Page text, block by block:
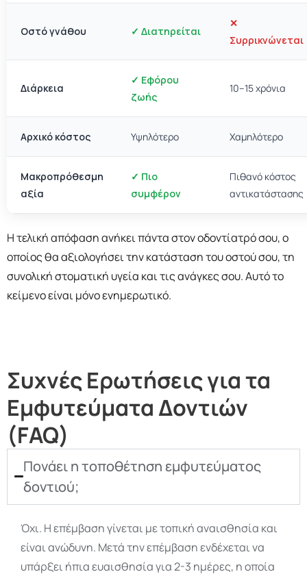
Οστό γνάθου ✓ Διατηρείται
✕
Συρρικνώνεται
Διάρκεια
✓ Εφόρου
ζωής
10–15 χρόνια
Αρχικό κόστος Υψηλότερο Χαμηλότερο
Μακροπρόθεσμη
αξία
✓ Πιο
συμφέρον
Πιθανό κόστος
αντικατάστασης
Η τελική απόφαση ανήκει πάντα στον οδοντίατρό σου, ο
οποίος θα αξιολογήσει την κατάσταση του οστού σου, τη
συνολική στοματική υγεία και τις ανάγκες σου. Αυτό το
κείμενο είναι μόνο ενημερωτικό.
Συχνές Ερωτήσεις για τα
Εμφυτεύματα Δοντιών
(FAQ)
Πονάει η τοποθέτηση εμφυτεύματος
δοντιού;
Όχι. Η επέμβαση γίνεται με τοπική αναισθησία και
είναι ανώδυνη. Μετά την επέμβαση ενδέχεται να
υπάρξει ήπια ευαισθησία για 2-3 ημέρες, η οποία